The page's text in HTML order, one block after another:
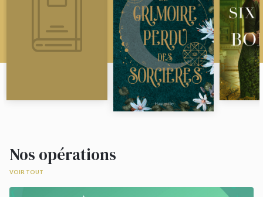
Nos opérations
VOIR TOUT